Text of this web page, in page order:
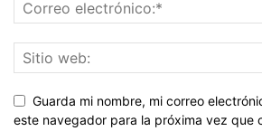
Guarda mi nombre, mi correo
este navegador para la próxima vez que